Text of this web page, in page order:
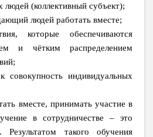
(коллективный субъект);
людей работать вместе;
которые обеспечиваются
и чётким распределением
совокупность индивидуальных
вместе, принимать участие в
в сотрудничестве – это
Результатом такого обучения